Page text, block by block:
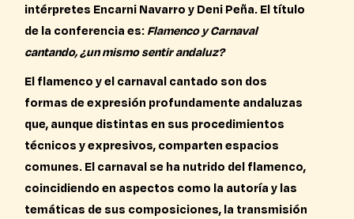
intérpretes Encarni Navarro y Deni Peña. El título
de la conferencia es:Flamenco y Carnaval
cantando, ¿un mismo sentir andaluz?
El flamenco y el carnaval cantado son dos
formas de expresión profundamente andaluzas
que, aunque distintas en sus procedimientos
técnicos y expresivos, comparten espacios
comunes. El carnaval se ha nutrido del flamenco,
coincidiendo en aspectos como la autoría y las
temáticas de sus composiciones, la transmisión